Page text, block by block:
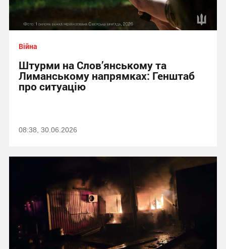
Війна
Штурми на Слов’янському та
Лиманському напрямках: Генштаб
про ситуацію
08:38, 30.06.2026